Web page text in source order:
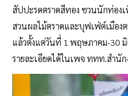
สัปปะรดตราดสีทอง ชวนนักท่อง
สวนผลไม้ตราดและบุฟเฟ่ต์เมือง
แล้วตั้งแต่วันที่ 1 พฤษภาคม-30
รายละเอียดได้ในเพจ ททท.สำนัก